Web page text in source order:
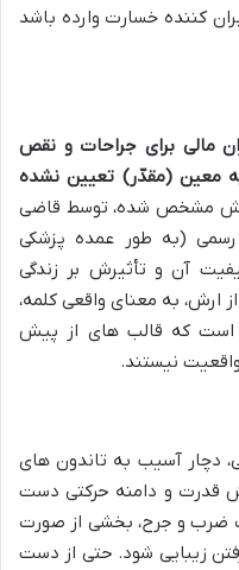
کننده خسارت وارده باشد
مالی برای جراحات و نقص
معین (مقدّر) تعیین نشده
پیش مشخص شده، توسط قاضی
رسمی (به طور عمده پزشکی
آن و تأثیرش بر زندگی
ارش، به معنای واقعی کلمه،
است که قالب های از پیش
نیستند.
دچار آسیب به تاندون های
قدرت و دامنه حرکتی دست
ضرب و جرح، بخشی از صورت
زیبایی شود. حتی از دست